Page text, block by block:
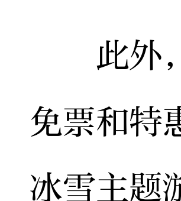
此外，
免票和特
冰雪主题